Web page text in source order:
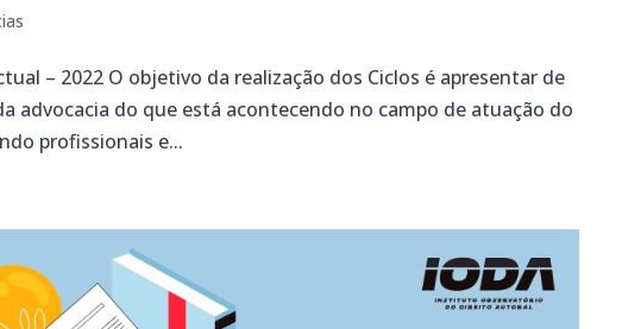
– 2022 O objetivo da realização dos Ciclos é apresentar de
advocacia do que está acontecendo no campo de atuação do
profissionais e...